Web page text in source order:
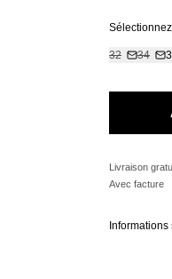
32 34
Livraison
Avec facture